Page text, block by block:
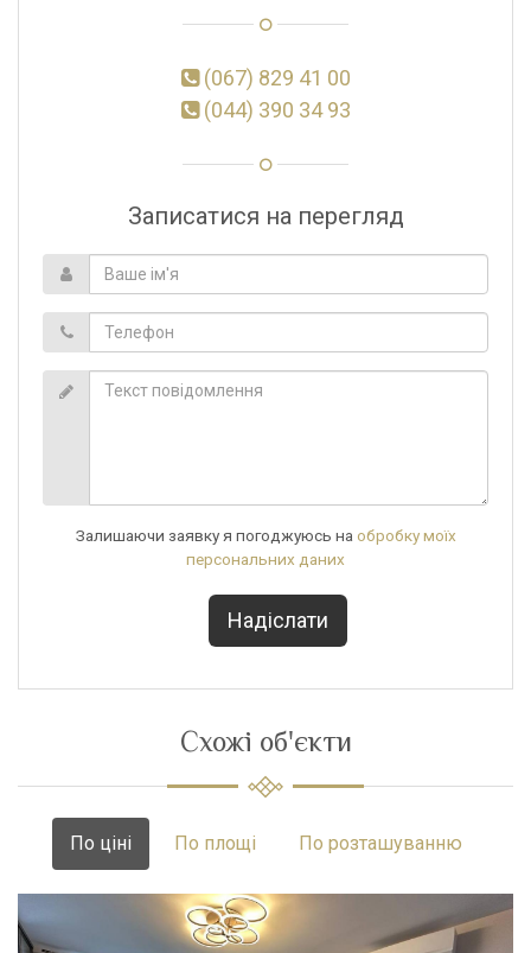
(067) 829 41 00
(044) 390 34 93
Записатися на перегляд
Залишаючи заявку я погоджуюсь на обробку моїх
персональних даних
Схожі об'єкти
По ціні По площі По розташуванню